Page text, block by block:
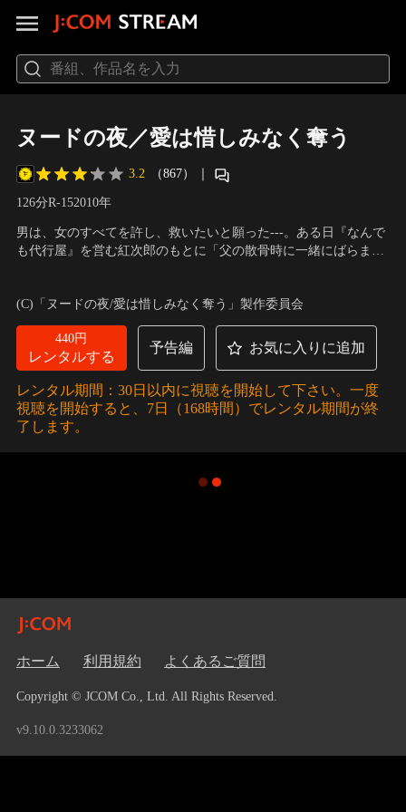
ヌードの夜／愛は惜しみなく奪う
3.2 （867） ｜
126分R-152010年
男は、女のすべてを許し、救いたいと願った---。ある日『なんで
も代行屋』を営む紅次郎のもとに「父の散骨時に一緒にばらまい
った完全犯罪に巻き込まれてゆく。
(C)「ヌードの夜/愛は惜しみなく奪う」製作委員会
440円
レンタルする
予告編 お気に入りに追加
レンタル期間：30日以内に視聴を開始して下さい。一度
視聴を開始すると、7日（168時間）でレンタル期間が終
了します。
ホーム 利用規約 よくあるご質問
Copyright © JCOM Co., Ltd. All Rights Reserved.
v9.10.0.3233062